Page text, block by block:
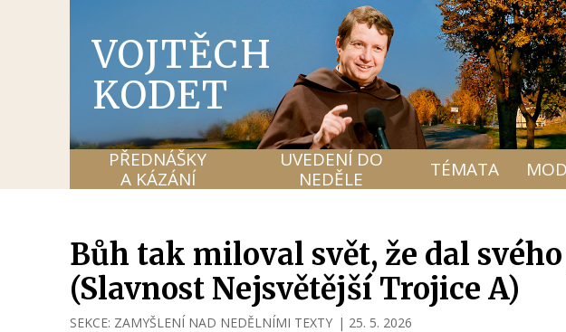
VOJTĚCH
KODET
PŘEDNÁŠKY
A KÁZÁNÍ
UVEDENÍ DO
NEDĚLE
TÉMATA
Bůh tak miloval svět, že dal
(Slavnost Nejsvětější Trojice A)
SEKCE: ZAMYŠLENÍ NAD NEDĚLNÍMI TEXTY | 25. 5. 2026